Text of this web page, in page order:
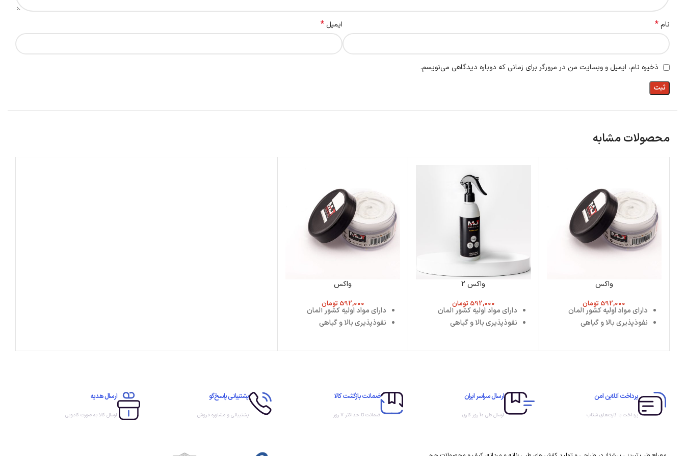
نام* ایمیل *
ذخیره نام، ایمیل و وبسایت من در مرورگر برای زمانی که دوباره دیدگاهی می‌نویسم.
محصولات مشابه
واکس
592,000 تومان
دارای مواد اولیه کشور آلمان
نفوذپذیری بالا و گیاهی
واکس 2
592,000 تومان
دارای مواد اولیه کشور آلمان
نفوذپذیری بالا و گیاهی
واکس
592,000 تومان
دارای مواد اولیه کشور آلمان
نفوذپذیری بالا و گیاهی
پرداخت آنلاین امن
پرداخت با کارت‌های شتاب
ارسال سراسر ایران
ارسال طی 10 روز کاری
ضمانت بازگشت کالا
ضمانت تا حداکثر ۷ روز
پشتیبانی پاسخ‌گو
پشتیبانی و مشاوره فروش
ارسال هدیه
ارسال کالا به صورت کادویی